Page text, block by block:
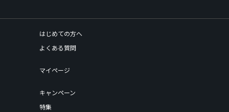
はじめての方へ
よくある質問
マイページ
キャンペーン
特集